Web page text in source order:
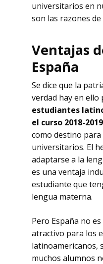
universitarios en
son las razones
Ventajas
España
Se dice que la
verdad hay en ello
estudiantes
el curso 2018-2019
como destino
universitarios. El
adaptarse a la
es una ventaja
estudiante que
lengua materna.
Pero España no
atractivo para los
latinoamericanos,
muchos alumnos